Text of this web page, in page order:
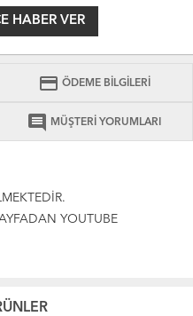
HABER VER
credit_card ÖDEME BİLGİLERİ
comment MÜŞTERİ YORUMLARI
YOUTUBE